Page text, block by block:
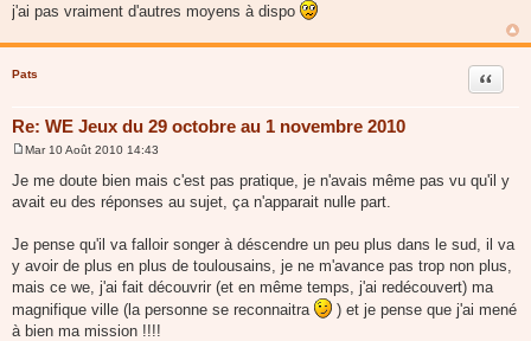
j'ai pas vraiment d'autres moyens à dispo
Pats
Re: WE Jeux du 29 octobre au 1 novembre 2010
Citer
s
s
e
Mar 10 Août 2010 14:43
Je me doute bien mais c'est pas pratique, je n'avais même pas vu qu'il y
avait eu des réponses au sujet, ça n'apparait nulle part.
Je pense qu'il va falloir songer à déscendre un peu plus dans le sud, il va
y avoir de plus en plus de toulousains, je ne m'avance pas trop non plus,
mais ce we, j'ai fait découvrir (et en même temps, j'ai redécouvert) ma
magnifique ville (la personne se reconnaitra
) et je pense que j'ai mené
à bien ma mission !!!!